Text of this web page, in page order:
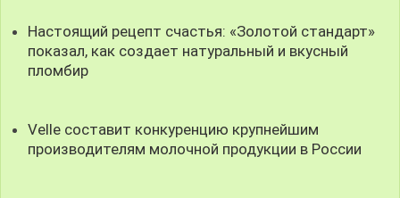
Настоящий рецепт счастья: «Золотой стандарт»
показал, как создает натуральный и вкусный
пломбир
Velle составит конкуренцию крупнейшим
производителям молочной продукции в России